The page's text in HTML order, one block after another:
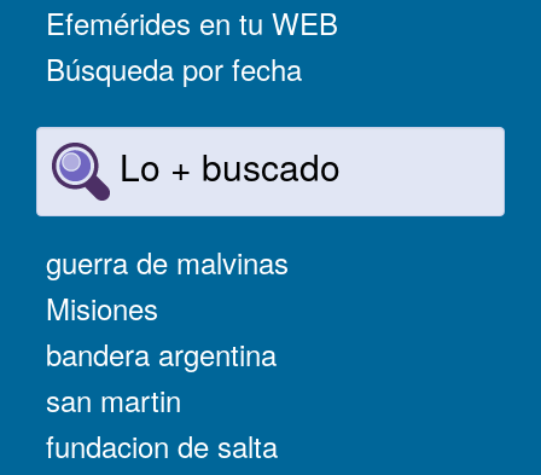
Efemérides en tu WEB
Búsqueda por fecha
Lo + buscado
guerra de malvinas
Misiones
bandera argentina
san martin
fundacion de salta